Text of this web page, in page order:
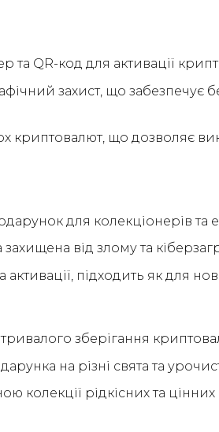
та QR-код для активації
захист, що забезпечує
криптовалют, що дозволяє
для колекціонерів та
від злому та
активації, підходить як для
зберігання
на різні свята та
колекції рідкісних та цінних